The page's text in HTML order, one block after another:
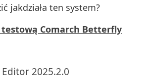
jakdziała ten system?
Comarch Betterfly
2025.2.0